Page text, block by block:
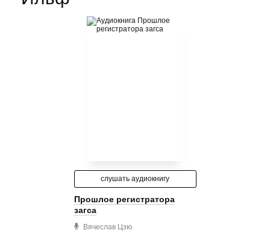
слушать аудиокнигу
Прошлое регистратора
загса
Вячеслав Цзю